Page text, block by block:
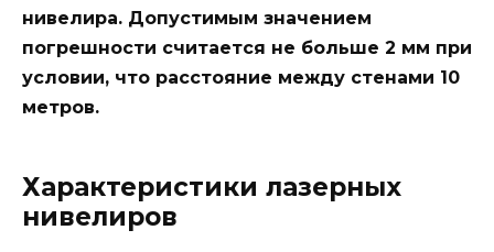
нивелира. Допустимым значением
погрешности считается не больше 2 мм при
условии, что расстояние между стенами 10
метров.
Характеристики лазерных
нивелиров